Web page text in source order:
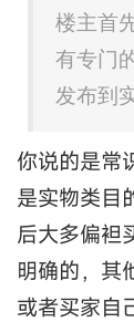
楼主首
有专门
发布到
你说的是常
是实物类目
后大多偏袒
明确的，其
或者买家自